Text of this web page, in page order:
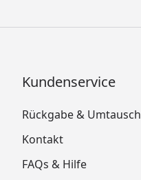
Kundenservice
Rückgabe & Umtausch
Kontakt
FAQs & Hilfe